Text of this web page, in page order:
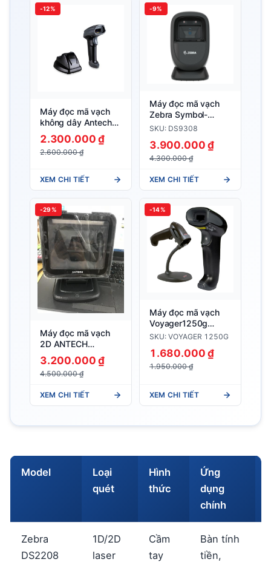
-12%
Máy đọc mã vạch
không dây Antech
AS2200 – 2D
2.300.000 ₫
2.600.000 ₫
XEM CHI TIẾT
-9%
Máy đọc mã vạch
Zebra Symbol-
DS9308
SKU: DS9308
3.900.000 ₫
4.300.000 ₫
XEM CHI TIẾT
-29%
Máy đọc mã vạch
2D ANTECH
AS8600 ( siêu tốc
độ )
3.200.000 ₫
4.500.000 ₫
XEM CHI TIẾT
-14%
Máy đọc mã vạch
Voyager1250g
Honeywell
SKU: VOYAGER 1250G
1.680.000 ₫
1.950.000 ₫
XEM CHI TIẾT
Model
Loại
quét
Hình
thức
Ứng
dụng
chính
Zebra
DS2208
1D/2D
laser
Cầm
tay
Bàn tính
tiền,